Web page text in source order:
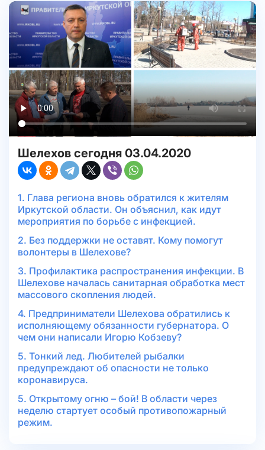
Шелехов сегодня 03.04.2020
1. Глава региона вновь обратился к жителям
Иркутской области. Он объяснил, как идут
мероприятия по борьбе с инфекцией.
2. Без поддержки не оставят. Кому помогут
волонтеры в Шелехове?
3. Профилактика распространения инфекции. В
Шелехове началась санитарная обработка мест
массового скопления людей.
4. Предприниматели Шелехова обратились к
исполняющему обязанности губернатора. О
чем они написали Игорю Кобзеву?
5. Тонкий лед. Любителей рыбалки
предупреждают об опасности не только
коронавируса.
5. Открытому огню – бой! В области через
неделю стартует особый противопожарный
режим.